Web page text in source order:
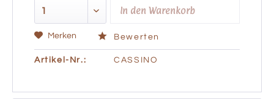
In den Warenkorb
Merken Bewerten
Artikel-Nr.: CASSINO